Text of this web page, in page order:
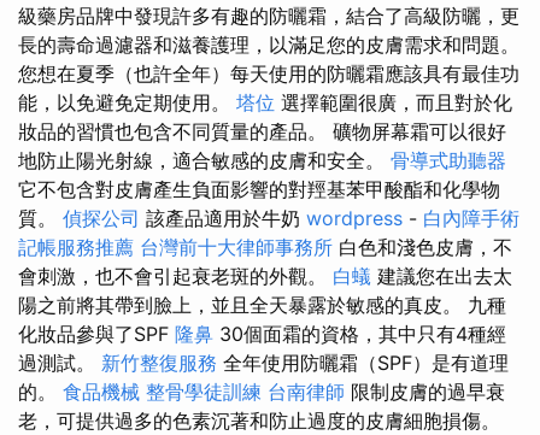
級藥房品牌中發現許多有趣的防曬霜，結合了高級防曬，更
長的壽命過濾器和滋養護理，以滿足您的皮膚需求和問題。
您想在夏季（也許全年）每天使用的防曬霜應該具有最佳功
能，以免避免定期使用。 塔位 選擇範圍很廣，而且對於化
妝品的習慣也包含不同質量的產品。 礦物屏幕霜可以很好
地防止陽光射線，適合敏感的皮膚和安全。 骨導式助聽器
它不包含對皮膚產生負面影響的對羥基苯甲酸酯和化學物
質。 偵探公司 該產品適用於牛奶 wordpress - 白內障手術
記帳服務推薦 台灣前十大律師事務所 白色和淺色皮膚，不
會刺激，也不會引起衰老斑的外觀。 白蟻 建議您在出去太
陽之前將其帶到臉上，並且全天暴露於敏感的真皮。 九種
化妝品參與了SPF 隆鼻 30個面霜的資格，其中只有4種經
過測試。 新竹整復服務 全年使用防曬霜（SPF）是有道理
的。 食品機械 整骨學徒訓練 台南律師 限制皮膚的過早衰
老，可提供過多的色素沉著和防止過度的皮膚細胞損傷。